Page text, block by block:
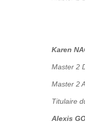
Karen
Master 2
Master 2
Titulaire
Alexis